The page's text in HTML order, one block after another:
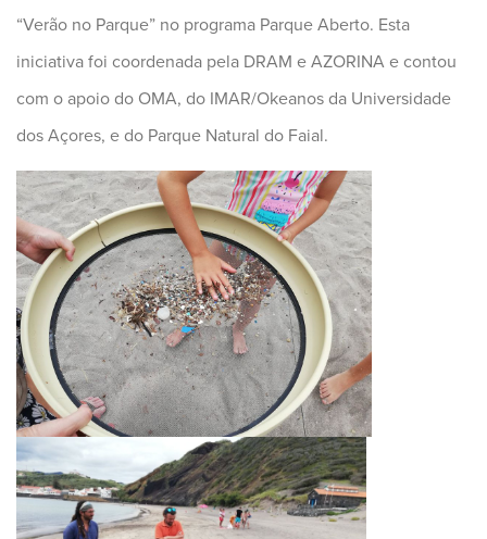
“Verão no Parque” no programa Parque Aberto. Esta
iniciativa foi coordenada pela DRAM e AZORINA e contou
com o apoio do OMA, do IMAR/Okeanos da Universidade
dos Açores, e do Parque Natural do Faial.